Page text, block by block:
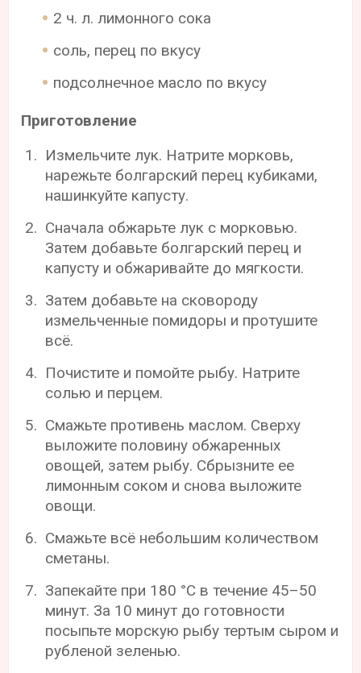
2 ч. л. лимонного сока
соль, перец по вкусу
подсолнечное масло по вкусу
Приготовление
Измельчите лук. Натрите морковь,
нарежьте болгарский перец кубиками,
нашинкуйте капусту.
Сначала обжарьте лук с морковью.
Затем добавьте болгарский перец и
капусту и обжаривайте до мягкости.
Затем добавьте на сковороду
измельченные помидоры и протушите
всё.
Почистите и помойте рыбу. Натрите
солью и перцем.
Смажьте противень маслом. Сверху
выложите половину обжаренных
овощей, затем рыбу. Сбрызните ее
лимонным соком и снова выложите
овощи.
Смажьте всё небольшим количеством
сметаны.
Запекайте при 180 °С в течение 45–50
минут. За 10 минут до готовности
посыпьте морскую рыбу тертым сыром и
рубленой зеленью.